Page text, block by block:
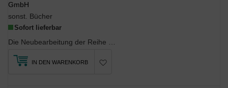
GmbH
sonst. Bücher
Sofort lieferbar
IN DEN WARENKORB